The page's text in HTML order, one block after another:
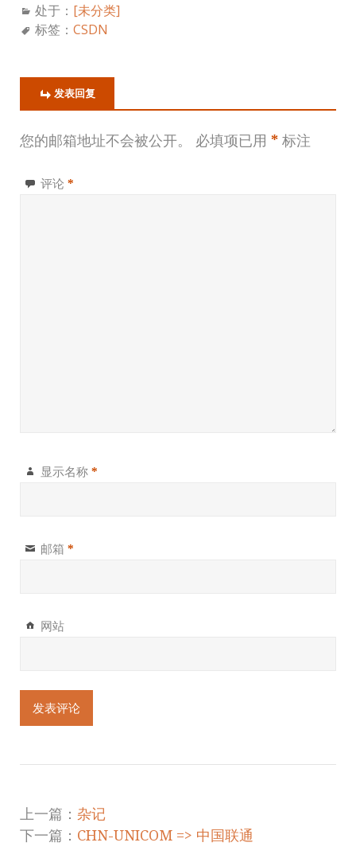
处于： [未分类]
标签： CSDN
发表回复
您的邮箱地址不会被公开。 必填项已用 * 标注
评论 *
显示名称 *
邮箱 *
网站
上一篇： 杂记
下一篇： CHN-UNICOM => 中国联通